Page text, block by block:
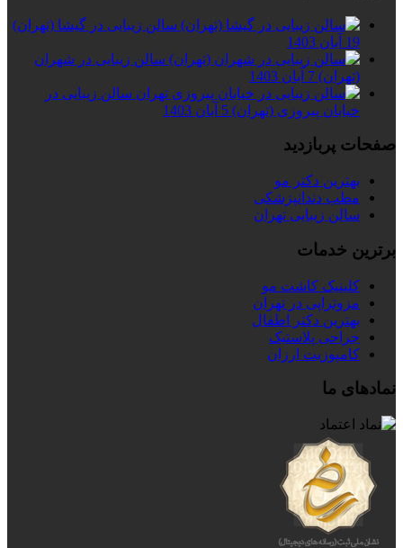
سالن زیبایی در گیشا (تهران)
19 آبان 1403
سالن زیبایی در شهران
(تهران) 7 آبان 1403
سالن زیبایی در
خیابان پیروزی (تهران) 5 آبان 1403
صفحات پربازدید
بهترین دکتر مو
مطب دندانپزشکی
سالن زیبایی تهران
برترین خدمات
کلینیک کاشت مو
مزوتراپی در تهران
بهترین دکتر اطفال
جراحی پلاستیک
کامپوزیت ارزان
نمادهای ما